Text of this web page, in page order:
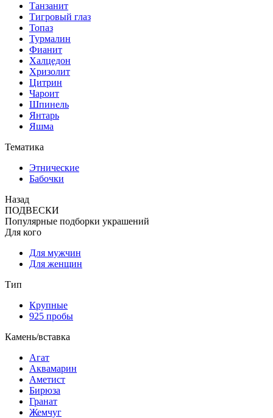
Танзанит
Тигровый глаз
Топаз
Турмалин
Фианит
Халцедон
Хризолит
Цитрин
Чароит
Шпинель
Янтарь
Яшма
Тематика
Этнические
Бабочки
Назад
ПОДВЕСКИ
Популярные подборки украшений
Для кого
Для мужчин
Для женщин
Тип
Крупные
925 пробы
Камень/вставка
Агат
Аквамарин
Аметист
Бирюза
Гранат
Жемчуг